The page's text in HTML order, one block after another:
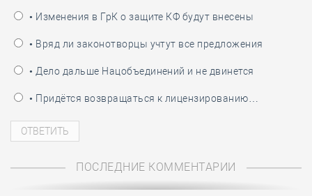
• Изменения в ГрК о защите КФ будут внесены
• Вряд ли законотворцы учтут все предложения
• Дело дальше Нацобъединений и не двинется
• Придётся возвращаться к лицензированию…
ПОСЛЕДНИЕ КОММЕНТАРИИ